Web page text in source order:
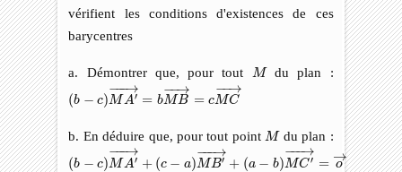
vérifient les conditions d'existences de ces
barycentres
a. Démontrer que, pour tout M
Mdu plan :
(b − c)
−−−→
MA′ = b
−−→
MB = c
−−→
MC
→ M B → →
b. En déduire que, pour tout point M
Mdu plan :
(b − c)
−−−→
MA′ + (c − a)
−−−→
MB′ + (a − b)
−−−→
MC′ = →
o
→ (c a )M + a = o→